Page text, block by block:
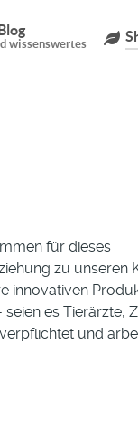
wissenswertes
für dieses
zu unseren
innovativen
es Tierärzte,
und